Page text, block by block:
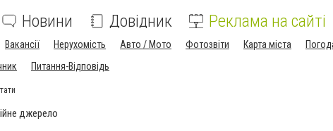
Новини Довідник Реклама на сайті
Вакансії Нерухомість Авто / Мото Фотозвіти Карта міста
Питання-Відповідь
джерело